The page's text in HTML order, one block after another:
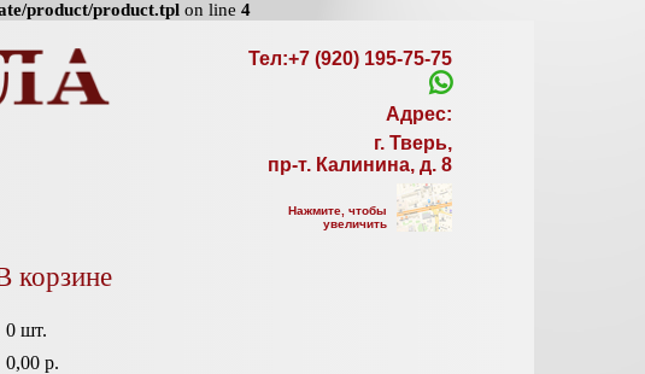
product/product.tpl on line 4
Тел:+7 (920) 195-75-75
Адрес:
г. Тверь,
пр-т. Калинина, д. 8
Нажмите, чтобы
увеличить
корзине
0 шт.
0,00 р.